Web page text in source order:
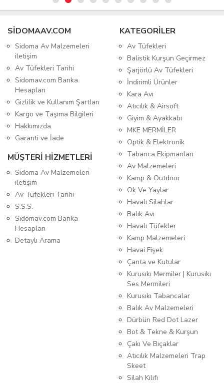
SIDOMAAV.COM
Sidoma Av Malzemeleri
iletişim
Av Tüfekleri Tarihi
Sidomav.com Banka
Hesapları
Gizlilik ve Kullanım Şartları
Kargo ve Taşıma Bilgileri
Hakkımızda
Garanti ve İade
MÜŞTERİ HİZMETLERİ
Sidoma Av Malzemeleri
iletişim
Av Tüfekleri Tarihi
S.S.S.
Sidomav.com Banka
Hesapları
Detaylı Arama
KATEGORİLER
Av Tüfekleri
Balistik Kurşun Geçirmez
Şarjörlü Av Tüfekleri
İndirimli Ürünler
Kara Avı
Atıcılık & Airsoft
Giyim & Ayakkabı
MKE MERMİLER
Optik & Elektronik
Tabanca Ekipmanları
Av Malzemeleri
Kamp & Outdoor
Ok Ve Yaylar
Havalı Silahlar
Balık Avı
Havalı Tüfekler
Kamp Malzemeleri
Havai Fişek
Çanta ve Kutular
Kurusıkı Mermiler | Kurusıkı
Ses Mermileri
Kurusıkı Tabancalar
Balık Av Malzemeleri
Dürbün Red Dot Lazer
Bot & Tekne & Kurşun
Çakı Ve Bıçaklar
Atıcılık Malzemeleri Trap
Skeet
Silah Kılıfı